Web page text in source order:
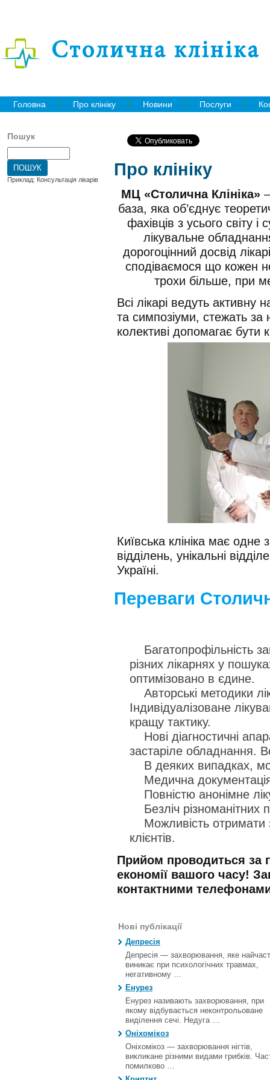
Головна Про клініку Новини Послуги
Пошук
Приклад: Консультація лікарів
Про клініку
МЦ «Столична Клініка»
база, яка об’єднує
фахівців з усього світу
лікувальне
дорогоцінний досвід
сподіваємося що кожен
трохи більше, при
Всі лікарі ведуть активну
та симпозіуми, стежать
колективі допомагає
Київська клініка має одне
відділень, унікальні
Україні.
Переваги
Багатопрофільність
різних лікарнях у
оптимізовано в єдине.
Авторські методики
Індивідуалізоване
кращу тактику.
Нові діагностичні
застаріле обладнання.
В деяких випадках,
Медична
Повністю анонімне
Безліч різноманітних
Можливість отримати
клієнтів.
Прийом проводиться за
економії вашого часу!
контактними
Нові публікації
Депресія
Депресія — захворювання, яке
виникає при психологічних травмах,
негативному …
Енурез
Енурез називають захворювання, при
якому відбувається неконтрольоване
виділення сечі. Недуга …
Оніхомікоз
Оніхомікоз — захворювання нігтів,
викликане різними видами грибків.
помилково …